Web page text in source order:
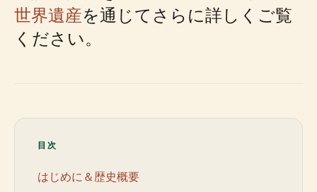
世界遺産を通じてさらに詳しくご覧
ください。
目次
はじめに＆歴史概要